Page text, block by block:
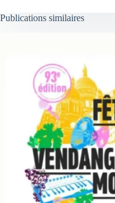
Publications similaires